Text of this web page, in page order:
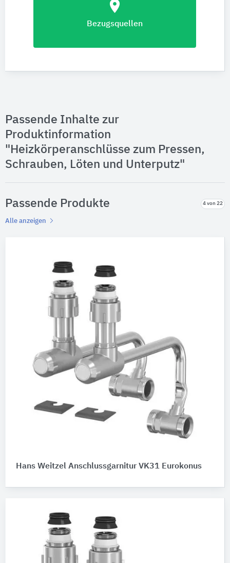
location_on
Bezugsquellen
Passende Inhalte zur
Produktinformation
"Heizkörperanschlüsse zum Pressen,
Schrauben, Löten und Unterputz"
Passende Produkte 4 von 22
Alle anzeigen
Hans Weitzel Anschlussgarnitur VK31 Eurokonus